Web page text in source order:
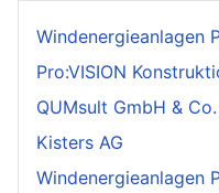
Windenergieanlagen
Pro:VISION
QUMsult GmbH & Co.
Kisters AG
Windenergieanlagen